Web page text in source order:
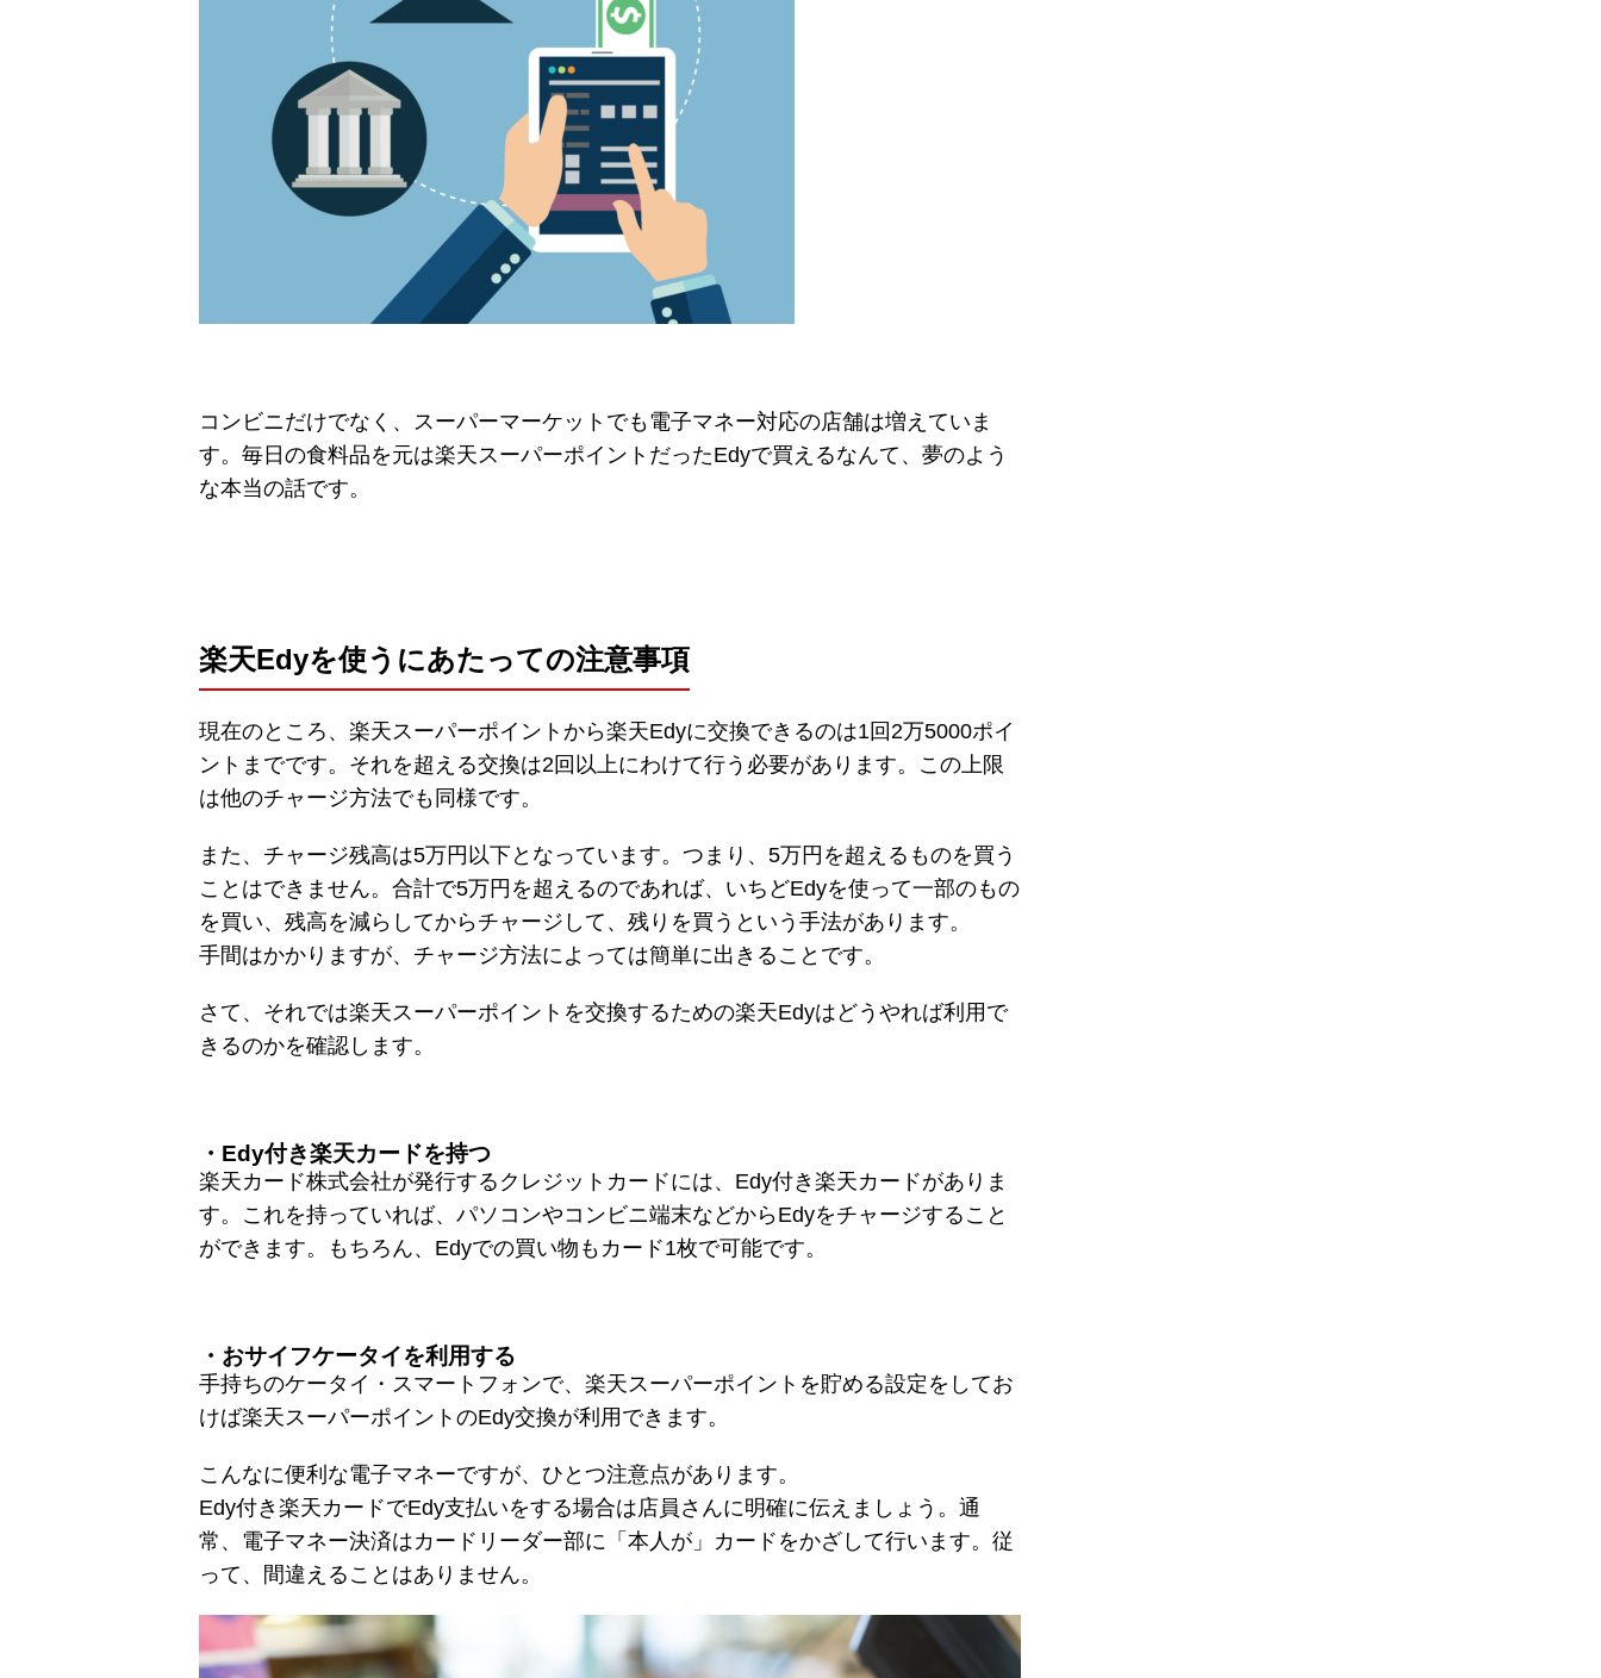
コンビニだけでなく、スーパーマーケットでも電子マネー対応の店舗は増えていま
す。毎日の食料品を元は楽天スーパーポイントだったEdyで買えるなんて、夢のよう
な本当の話です。
楽天Edyを使うにあたっての注意事項
現在のところ、楽天スーパーポイントから楽天Edyに交換できるのは1回2万5000ポイ
ントまでです。それを超える交換は2回以上にわけて行う必要があります。この上限
は他のチャージ方法でも同様です。
また、チャージ残高は5万円以下となっています。つまり、5万円を超えるものを買う
ことはできません。合計で5万円を超えるのであれば、いちどEdyを使って一部のもの
を買い、残高を減らしてからチャージして、残りを買うという手法があります。
手間はかかりますが、チャージ方法によっては簡単に出きることです。
さて、それでは楽天スーパーポイントを交換するための楽天Edyはどうやれば利用で
きるのかを確認します。
・Edy付き楽天カードを持つ
楽天カード株式会社が発行するクレジットカードには、Edy付き楽天カードがありま
す。これを持っていれば、パソコンやコンビニ端末などからEdyをチャージすること
ができます。もちろん、Edyでの買い物もカード1枚で可能です。
・おサイフケータイを利用する
手持ちのケータイ・スマートフォンで、楽天スーパーポイントを貯める設定をしてお
けば楽天スーパーポイントのEdy交換が利用できます。
こんなに便利な電子マネーですが、ひとつ注意点があります。
Edy付き楽天カードでEdy支払いをする場合は店員さんに明確に伝えましょう。通
常、電子マネー決済はカードリーダー部に「本人が」カードをかざして行います。従
って、間違えることはありません。